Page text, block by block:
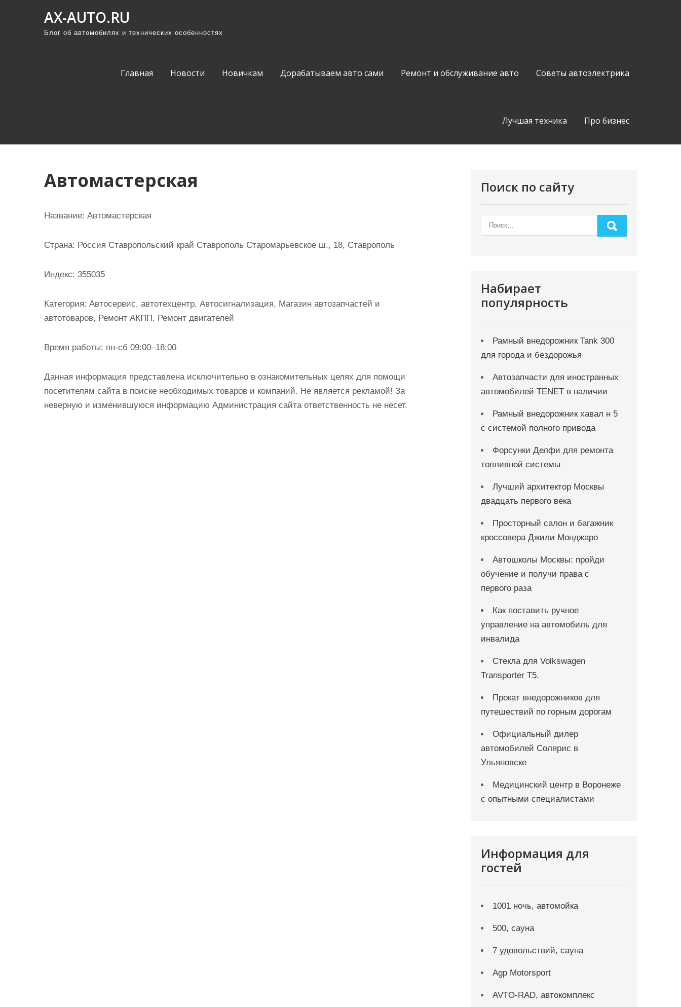
AX-AUTO.RU
Блог об автомобилях и технических особенностях
Главная Новости Новичкам Дорабатываем авто сами Ремонт и обслуживание авто Советы автоэлектрика
Лучшая техника Про бизнес
Автомастерская
Название: Автомастерская
Страна: Россия Ставропольский край Ставрополь Старомарьевское ш., 18, Ставрополь
Индекс: 355035
Категория: Автосервис, автотехцентр, Автосигнализация, Магазин автозапчастей и
автотоваров, Ремонт АКПП, Ремонт двигателей
Время работы: пн-сб 09:00–18:00
Данная информация представлена исключительно в ознакомительных целях для помощи
посетителям сайта в поиске необходимых товаров и компаний. Не является рекламой! За
неверную и изменившуюся информацию Администрация сайта ответственность не несет.
Поиск по сайту
Набирает
популярность
Рамный внедорожник Tank 300
для города и бездорожья
Автозапчасти для иностранных
автомобилей TENET в наличии
Рамный внедорожник хавал н 5
с системой полного привода
Форсунки Делфи для ремонта
топливной системы
Лучший архитектор Москвы
двадцать первого века
Просторный салон и багажник
кроссовера Джили Монджаро
Автошколы Москвы: пройди
обучение и получи права с
первого раза
Как поставить ручное
управление на автомобиль для
инвалида
Стекла для Volkswagen
Transporter T5.
Прокат внедорожников для
путешествий по горным дорогам
Официальный дилер
автомобилей Солярис в
Ульяновске
Медицинский центр в Воронеже
с опытными специалистами
Информация для
гостей
1001 ночь, автомойка
500, сауна
7 удовольствий, сауна
Agp Motorsport
AVTO-RAD, автокомплекс